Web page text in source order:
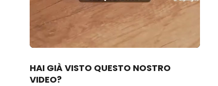
HAI GIÀ VISTO QUESTO NOSTRO
VIDEO?